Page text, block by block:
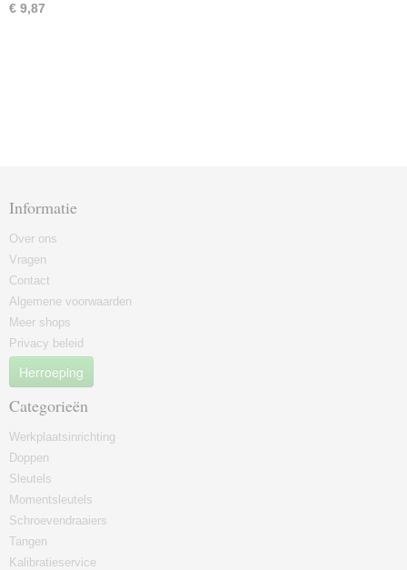
€ 9,87
Informatie
Over ons
Vragen
Contact
Algemene voorwaarden
Meer shops
Privacy beleid
Herroeping
Categorieën
Werkplaatsinrichting
Doppen
Sleutels
Momentsleutels
Schroevendraaiers
Tangen
Kalibratieservice